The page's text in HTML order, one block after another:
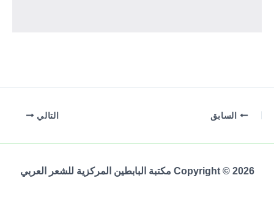
السابق التالي
Copyright © 2026 مكتبة البابطين المركزية للشعر العربي